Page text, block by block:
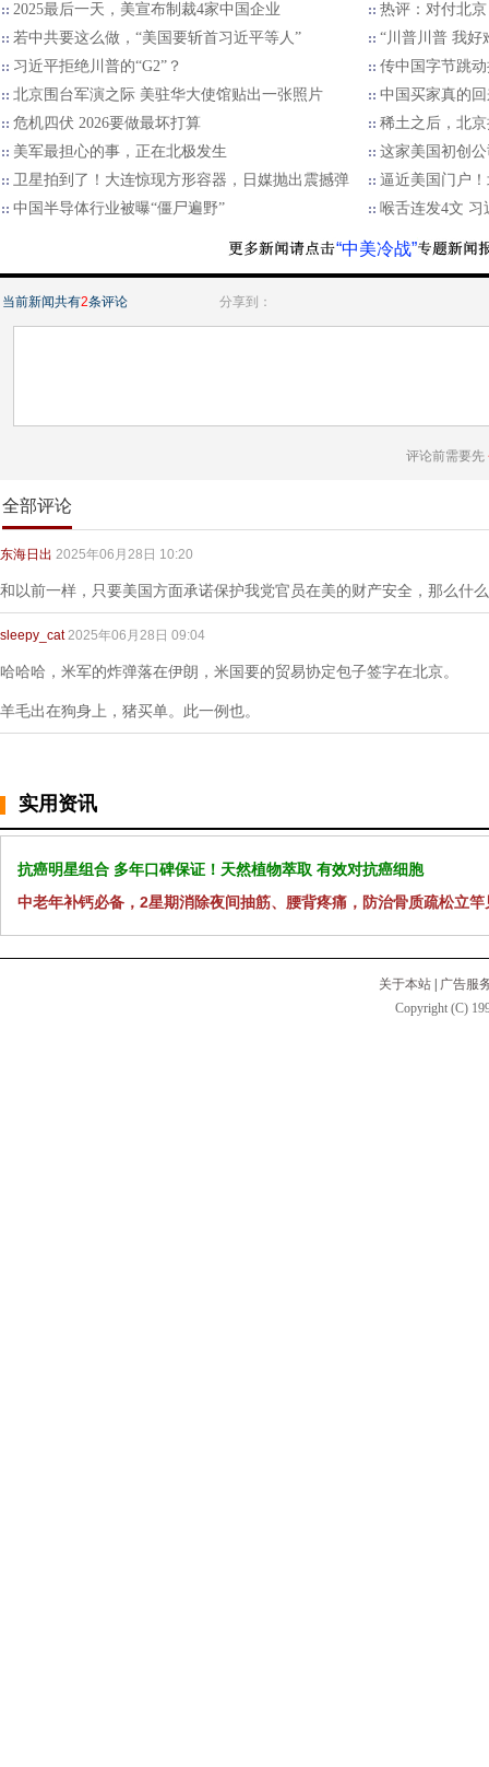
2025最后一天，美宣布制裁4家中国企业
热评：对付北
若中共要这么做，“美国要斩首习近平等人”
“川普川普 我好
习近平拒绝川普的“G2”？
传中国字节跳
北京围台军演之际 美驻华大使馆贴出一张照片
中国买家真的
危机四伏 2026要做最坏打算
稀土之后，北
美军最担心的事，正在北极发生
这家美国初创
卫星拍到了！大连惊现方形容器，日媒抛出震撼弹
逼近美国门户
中国半导体行业被曝“僵尸遍野”
喉舌连发4文 习
“中美冷战”
当前新闻共有2条评论 分享到：
评论前需要先
全部评论
东海日出 2025年06月28日 10:20
和以前一样，只要美国方面承诺保护我党官员在美的财产安全，那么什
sleepy_cat 2025年06月28日 09:04
哈哈哈，米军的炸弹落在伊朗，米国要的贸易协定包子签字在北京。
羊毛出在狗身上，猪买单。此一例也。
实用资讯
抗癌明星组合 多年口碑保证！天然植物萃取 有效对抗癌细胞
中老年补钙必备，2星期消除夜间抽筋、腰背疼痛，防治骨质疏松立竿
关于本站
广告服
Copyright (C)